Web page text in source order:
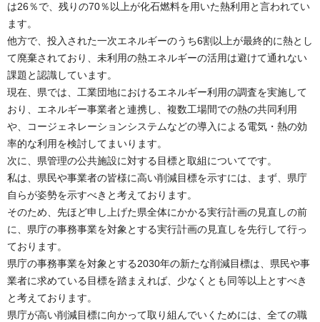
は26％で、残りの70％以上が化石燃料を用いた熱利用と言われてい
ます。
他方で、投入された一次エネルギーのうち6割以上が最終的に熱とし
て廃棄されており、未利用の熱エネルギーの活用は避けて通れない
課題と認識しています。
現在、県では、工業団地におけるエネルギー利用の調査を実施して
おり、エネルギー事業者と連携し、複数工場間での熱の共同利用
や、コージェネレーションシステムなどの導入による電気・熱の効
率的な利用を検討してまいります。
次に、県管理の公共施設に対する目標と取組についてです。
私は、県民や事業者の皆様に高い削減目標を示すには、まず、県庁
自らが姿勢を示すべきと考えております。
そのため、先ほど申し上げた県全体にかかる実行計画の見直しの前
に、県庁の事務事業を対象とする実行計画の見直しを先行して行っ
ております。
県庁の事務事業を対象とする2030年の新たな削減目標は、県民や事
業者に求めている目標を踏まえれば、少なくとも同等以上とすべき
と考えております。
県庁が高い削減目標に向かって取り組んでいくためには、全ての職